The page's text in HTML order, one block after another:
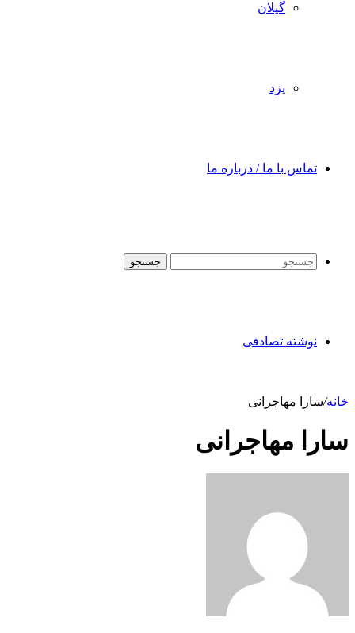
گیلان
یزد
تماس با ما / درباره ما
جستجو
نوشته تصادفی
خانه/سارا مهاجرانی
سارا مهاجرانی